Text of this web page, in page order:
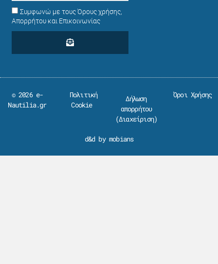
Συμφωνώ με τους Όρους χρήσης,
Απορρήτου και Επικοινωνίας
© 2026 e-
Nautilia.gr
Πολιτική
Cookie
Δήλωση
απορρήτου
(Διαχείριση)
Όροι Χρήσης
d&d by mobians